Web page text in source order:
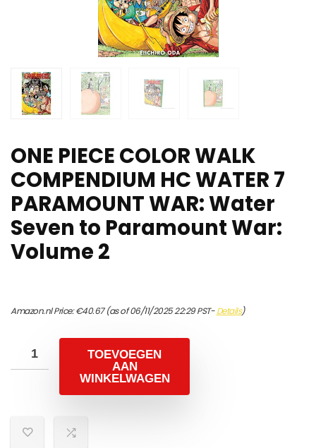
ONE PIECE COLOR WALK
COMPENDIUM HC WATER 7
PARAMOUNT WAR: Water
Seven to Paramount War:
Volume 2
Amazon.nl Price:€40.67(as of 06/11/2025 22:29 PST-Details)
TOEVOEGEN
AAN
WINKELWAGEN